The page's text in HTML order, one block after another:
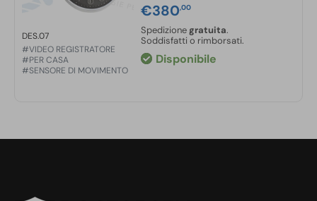
DES.07
#VIDEO REGISTRATORE
#PER CASA
#SENSORE DI MOVIMENTO
€380,00
Spedizione gratuita.
Soddisfatti o rimborsati.
Disponibile